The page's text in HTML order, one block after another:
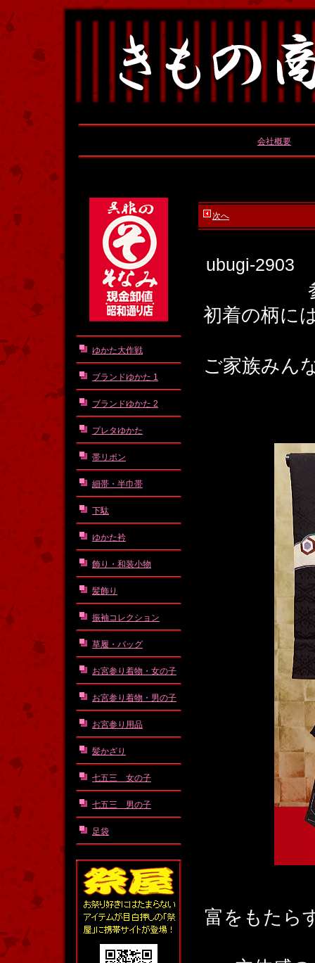
会社概要
ゆかた大作戦
ブランドゆかた 1
ブランドゆかた 2
プレタゆかた
帯リボン
細帯・半巾帯
下駄
ゆかた衿
飾り・和装小物
髪飾り
振袖コレクション
草履・バッグ
お宮参り着物・女の子
お宮参り着物・男の子
お宮参り用品
髪かざり
七五三 女の子
七五三 男の子
足袋
次へ
ubugi-2903
初着の柄に
ご家族みん
富をもたら